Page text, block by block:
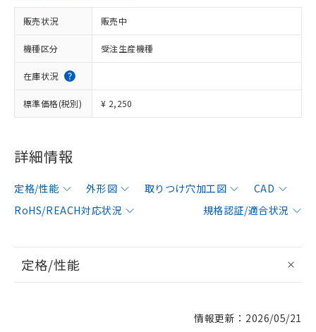
販売状況 販売中
機種区分 受注生産機種
在庫状況
標準価格(税別) ¥ 2,250
詳細情報
定格/性能 外形図 取りつけ穴加工図
CAD
RoHS/REACH対応状況
規格認証/適合状況
定格/性能
情報更新：2026/05/21